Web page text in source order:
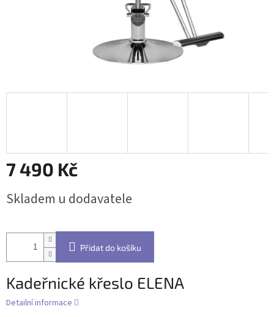
7 490 Kč
cena:
Skladem u dodavatele
Přidat do košíku
Kadeřnické křeslo ELENA
Detailní informace